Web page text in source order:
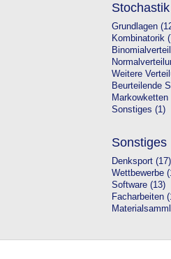
Stochastik
Grundlagen
Kombinatorik
Weitere
Beurteilende
Markowketten
Sonstiges (1)
Sonstiges
Denksport (17)
Wettbewerbe
Software (13)
Facharbeiten